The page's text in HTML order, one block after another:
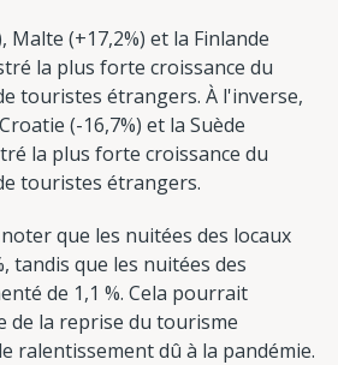
Malte (+17,2%) et la Finlande
la plus forte croissance du
touristes étrangers. À l'inverse,
(-16,7%) et la Suède
la plus forte croissance du
touristes étrangers.
que les nuitées des locaux
tandis que les nuitées des
de 1,1 %. Cela pourrait
de la reprise du tourisme
ralentissement dû à la pandémie.